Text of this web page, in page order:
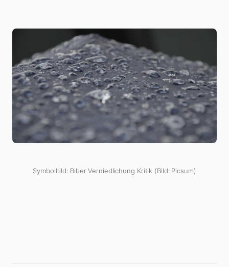
Symbolbild: Biber Verniedlichung Kritik (Bild: Picsum)